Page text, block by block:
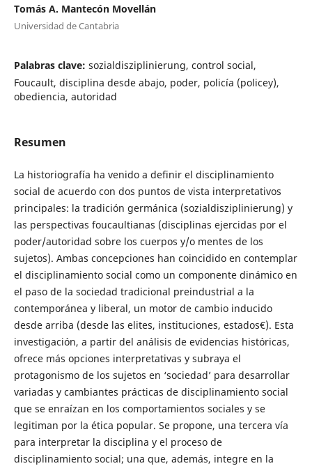
Tomás A. Mantecón Movellán
Universidad de Cantabria
Palabras clave: sozialdisziplinierung, control social,
Foucault, disciplina desde abajo, poder, policía (policey),
obediencia, autoridad
Resumen
La historiografía ha venido a definir el disciplinamiento
social de acuerdo con dos puntos de vista interpretativos
principales: la tradición germánica (sozialdisziplinierung) y
las perspectivas foucaultianas (disciplinas ejercidas por el
poder/autoridad sobre los cuerpos y/o mentes de los
sujetos). Ambas concepciones han coincidido en contemplar
el disciplinamiento social como un componente dinámico en
el paso de la sociedad tradicional preindustrial a la
contemporánea y liberal, un motor de cambio inducido
desde arriba (desde las elites, instituciones, estados€). Esta
investigación, a partir del análisis de evidencias históricas,
ofrece más opciones interpretativas y subraya el
protagonismo de los sujetos en ‘sociedad’ para desarrollar
variadas y cambiantes prácticas de disciplinamiento social
que se enraízan en los comportamientos sociales y se
legitiman por la ética popular. Se propone, una tercera vía
para interpretar la disciplina y el proceso de
disciplinamiento social; una que, además, integre en la